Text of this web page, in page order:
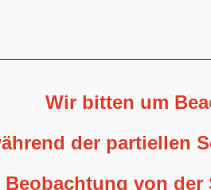
Wir bitten um
der partiellen
Beobachtung von